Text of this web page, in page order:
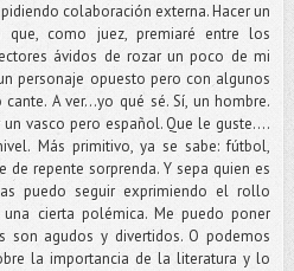
colaboración externa. Hacer un
que, como juez, premiaré entre los
ávidos de rozar un poco de mi
personaje opuesto pero con algunos
A ver...yo qué sé. Sí, un hombre.
vasco pero español. Que le guste....
Más primitivo, ya se sabe: fútbol,
de repente sorprenda. Y sepa quien es
puedo seguir exprimiendo el rollo
cierta polémica. Me puedo poner
son agudos y divertidos. O podemos
la importancia de la literatura y lo